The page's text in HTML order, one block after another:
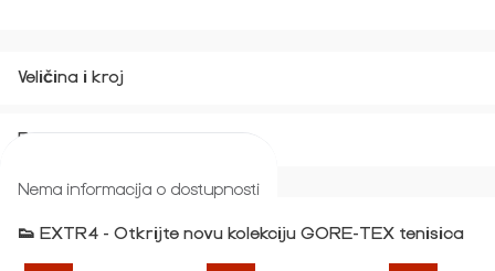
Nema informacija o dostupnosti
Veličina i kroj
Povrat i zamjena
👟 EXTR4 - Otkrijte novu kolekciju GORE-TEX tenisica